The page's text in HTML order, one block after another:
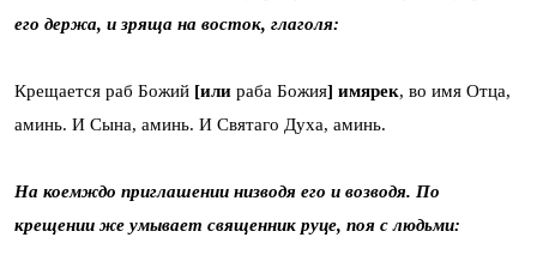
его держа, и зряща на восток, глаголя:
Крещается раб Божий [или раба Божия] имярек, во имя Отца,
аминь. И Сына, аминь. И Святаго Духа, аминь.
На коемждо приглашении низводя его и возводя. По
крещении же умывает священник руце, поя с людьми: